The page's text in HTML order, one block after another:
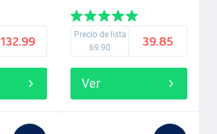
132.99
Precio de lista
69.90
39.85
Ver